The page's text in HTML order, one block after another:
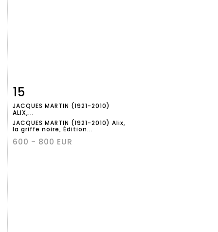
Item detail
15
JACQUES MARTIN (1921-2010)
ALIX,...
JACQUES MARTIN (1921-2010) Alix,
la griffe noire, Édition...
600 - 800 EUR